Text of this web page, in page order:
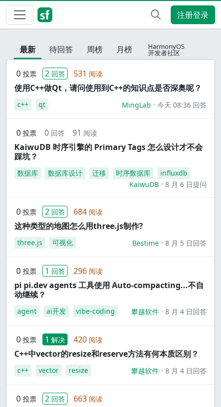
注册登录
最新 待回答 周榜 月榜 HarmonyOS
开发者社区
0 投票 2 回答 531 阅读
使用C++做Qt，请问使用到C++的知识点是否深奥呢？
c++ qt MingLab 今天 08:36 回答
0 投票 0 回答 91 阅读
KaiwuDB 时序引擎的 Primary Tags 怎么设计才不会
踩坑？
数据库 数据库设计 迁移 时序数据库
influxdb
KaiwuDB
8 月 6 日提问
0 投票 2 回答 684 阅读
这种类型的地图怎么用three.js制作?
three.js 可视化 Bestime 8 月 5 日回答
0 投票 1 回答 296 阅读
pi pi.dev agents 工具使用 Auto-compacting...不自
动继续？
agent ai开发 vibe-coding 攀越软件 8 月 4 日回答
0 投票 1 解决 420 阅读
C++中vector的resize和reserve方法有何本质区别？
c++ vector resize 攀越软件 8 月 4 日回答
0 投票 2 回答 663 阅读